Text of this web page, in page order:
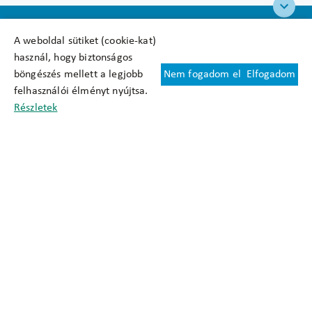
A weboldal sütiket (cookie-kat)
használ, hogy biztonságos
böngészés mellett a legjobb
felhasználói élményt nyújtsa.
Részletek
Nem fogadom el Elfogadom
Felhasználási feltételek